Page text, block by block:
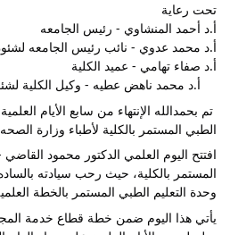
تحت رعاية
أ.د أحمد المنشاوي - رئيس الجامعه
أ.د محمد عدوي - نائب رئيس الجامعه
أ.د صفاء تهامي - عميد الكلية
الطبي المستمر بالكلية لأطباء وزارة
وحدة التعليم الطبي المستمر بالخطة العلميه